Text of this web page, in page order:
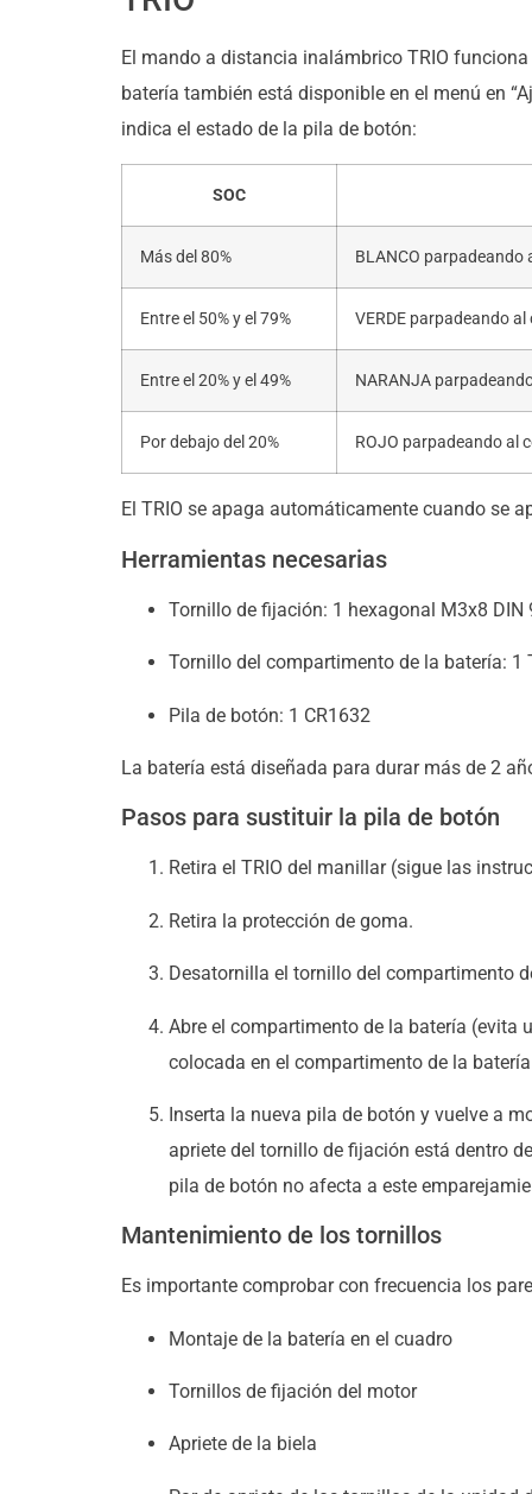
El mando a distancia inalámbrico TRIO
batería también está disponible en el menú en
indica el estado de la pila de botón:
SOC
Más del 80% BLANCO parpadeando
Entre el 50% y el 79% VERDE parpadeando
Entre el 20% y el 49% NARANJA
Por debajo del 20% ROJO parpadeando al
El TRIO se apaga automáticamente cuando se
Herramientas necesarias
Tornillo de fijación: 1 hexagonal M3x8 DIN
Tornillo del compartimento de la batería: 1
Pila de botón: 1 CR1632
La batería está diseñada para durar más de 2
Pasos para sustituir la pila de botón
Retira el TRIO del manillar (sigue las
Retira la protección de goma.
Desatornilla el tornillo del compartimento
Abre el compartimento de la batería (evita
colocada en el compartimento de la
Inserta la nueva pila de botón y vuelve a
apriete del tornillo de fijación está dentro
pila de botón no afecta a este
Mantenimiento de los tornillos
Es importante comprobar con frecuencia los
Montaje de la batería en el cuadro
Tornillos de fijación del motor
Apriete de la biela